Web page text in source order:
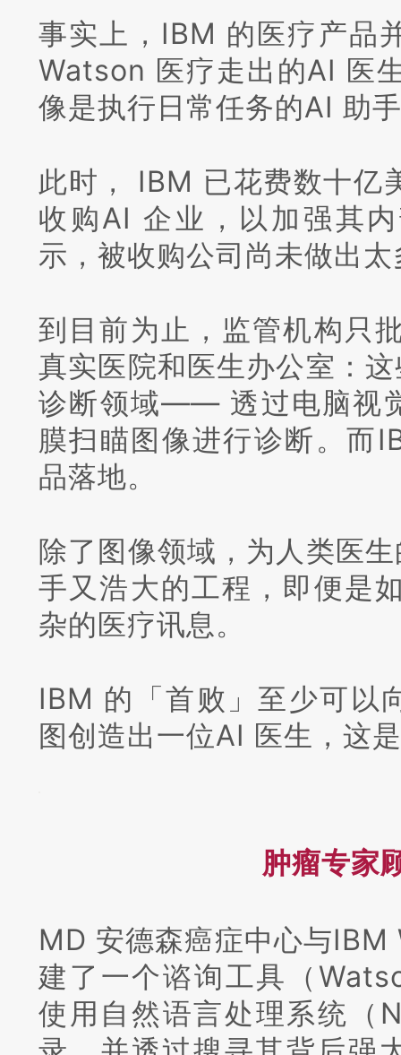
事实上，IBM 的医疗产品
Watson 医疗走出的AI 医
像是执行日常任务的AI 助
此时， IBM 已花费数十亿
收购AI 企业，以加强其
示，被收购公司尚未做出
到目前为止，监管机构只
真实医院和医生办公室：
诊断领域—— 透过电脑视
膜扫瞄图像进行诊断。而
品落地。
除了图像领域，为人类医
手又浩大的工程，即便是
杂的医疗讯息。
IBM 的「首败」至少可以
图创造出一位AI 医生，这
肿瘤专家
MD 安德森癌症中心与
建了一个谘询工具（
使用自然语言处理系统（